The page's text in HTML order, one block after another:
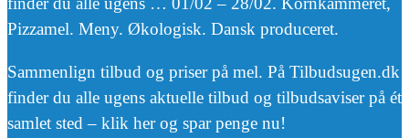
Pizzamel. Meny. Økologisk. Dansk produceret.
Sammenlign tilbud og priser på mel. På Tilbudsugen.dk
finder du alle ugens aktuelle tilbud og tilbudsaviser på ét
samlet sted – klik her og spar penge nu!